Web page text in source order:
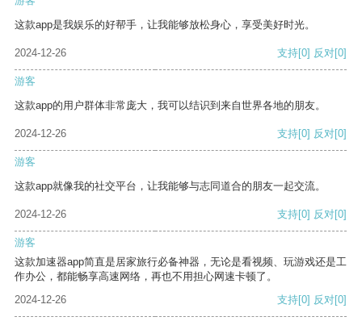
这款app是我娱乐的好帮手，让我能够放松身心，享受美好时光。
2024-12-26 支持[0] 反对[0]
游客
这款app的用户群体非常庞大，我可以结识到来自世界各地的朋友。
2024-12-26 支持[0] 反对[0]
游客
这款app就像我的社交平台，让我能够与志同道合的朋友一起交流。
2024-12-26 支持[0] 反对[0]
游客
这款加速器app简直是居家旅行必备神器，无论是看视频、玩游戏还是工
作办公，都能畅享高速网络，再也不用担心网速卡顿了。
2024-12-26
支持[0] 反对[0]